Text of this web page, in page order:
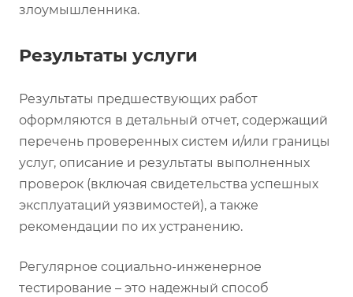
злоумышленника.
Результаты услуги
Результаты предшествующих работ
оформляются в детальный отчет, содержащий
перечень проверенных систем и/или границы
услуг, описание и результаты выполненных
проверок (включая свидетельства успешных
эксплуатаций уязвимостей), а также
рекомендации по их устранению.
Регулярное социально-инженерное
тестирование – это надежный способ